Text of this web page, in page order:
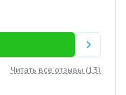
Читать все отзывы (13)